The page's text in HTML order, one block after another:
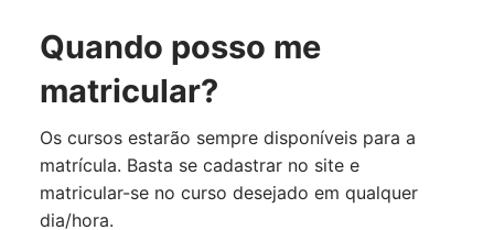
Quando posso me
matricular?
Os cursos estarão sempre disponíveis para a
matrícula. Basta se cadastrar no site e
matricular-se no curso desejado em qualquer
dia/hora.